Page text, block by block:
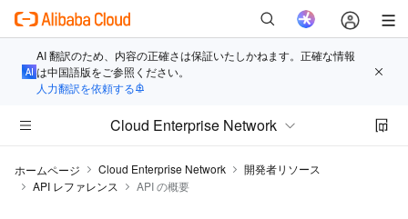
AI 翻訳のため、内容の正確さは保証いたしかねます。正確な情報
は中国語版をご参照ください。
人力翻訳を依頼する
Cloud Enterprise Network
ホームページ Cloud Enterprise Network
開発者リソース
API レファレンス
API の概要